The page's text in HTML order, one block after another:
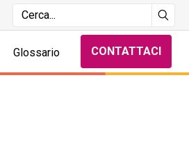
Glossario CONTATTACI